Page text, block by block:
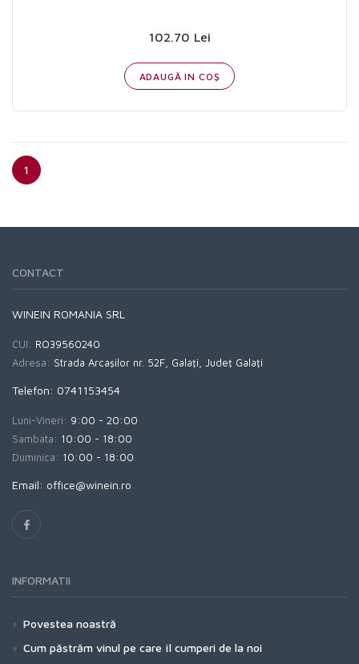
102.70 Lei
ADAUGĂ IN COŞ
1
CONTACT
WINEIN ROMANIA SRL
CUI: RO39560240
Adresa: Strada Arcaşilor nr. 52F, Galaţi, Judeţ Galaţi
Telefon: 0741153454
Luni-Vineri: 9:00 - 20:00
Sambata: 10:00 - 18:00
Duminica: 10:00 - 18:00
Email: office@winein.ro
INFORMATII
Povestea noastră
Cum păstrăm vinul pe care îl cumperi de la noi